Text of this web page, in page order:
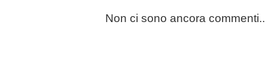
Non ci sono ancora commenti..